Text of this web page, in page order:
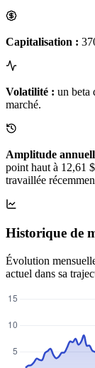
Capitalisation :
Volatilité : un beta
marché.
Amplitude
point haut à 12,61
travaillée
Historique de
Évolution
actuel dans sa